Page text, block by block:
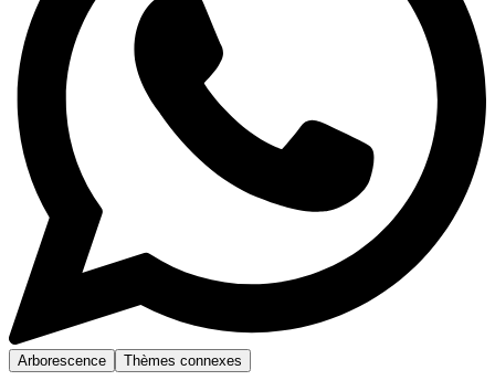
Arborescence Thèmes connexes